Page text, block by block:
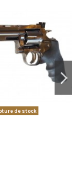
de stock